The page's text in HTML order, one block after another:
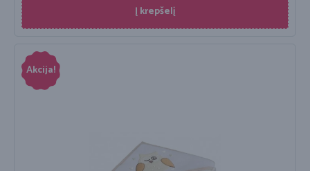
Į krepšelį
Akcija!